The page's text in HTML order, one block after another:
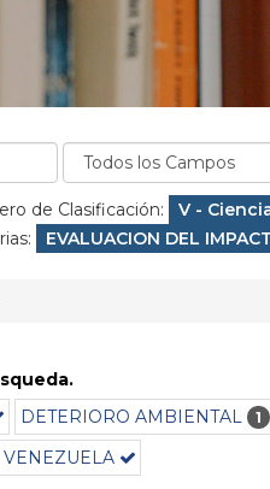
se elimine un filtro.
aplicados:
de Clasificación: Eliminar
V -
Eliminar filtro
EVALUACION DEL
DETERIORO AMBIENTAL 1
VENEZUELA